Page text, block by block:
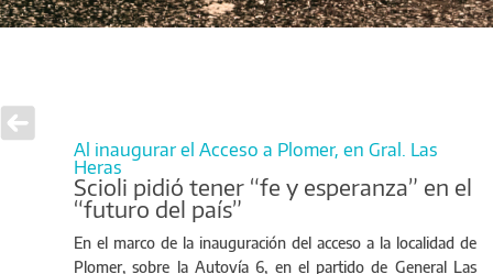
Al inaugurar el Acceso a Plomer, en Gral. Las
Heras
Scioli pidió tener “fe y esperanza” en el
“futuro del país”
En el marco de la inauguración del acceso a la localidad de
Plomer, sobre la Autovía 6, en el partido de General Las